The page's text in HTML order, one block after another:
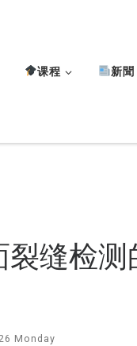
课程 新聞
裂缝检
Monday